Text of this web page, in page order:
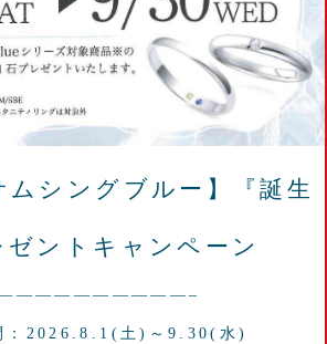
ムシングブルー】『誕生
ゼントキャンペーン
：2026.8.1(土)～9.30(水)